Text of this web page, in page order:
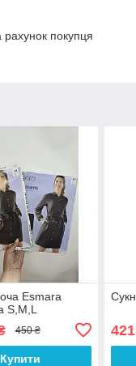
покупця
Esmara
S,M,L
450 ₴
Купити